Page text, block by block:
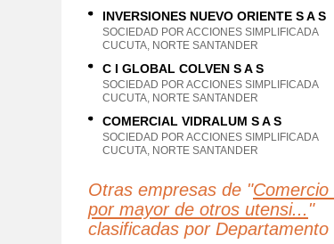
INVERSIONES NUEVO ORIENTE S A S
SOCIEDAD POR ACCIONES SIMPLIFICADA
CUCUTA, NORTE SANTANDER
C I GLOBAL COLVEN S A S
SOCIEDAD POR ACCIONES SIMPLIFICADA
CUCUTA, NORTE SANTANDER
COMERCIAL VIDRALUM S A S
SOCIEDAD POR ACCIONES SIMPLIFICADA
CUCUTA, NORTE SANTANDER
Otras empresas de "Comercio
por mayor de otros utensi... "
clasificadas por Departamento